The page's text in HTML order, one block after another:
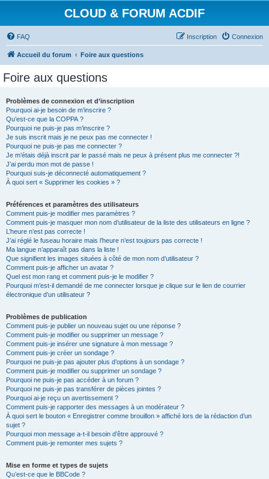
CLOUD & FORUM ACDIF
FAQ Connexion
Inscription
Accueil du forum Foire aux questions
Foire aux questions
Problèmes de connexion et d’inscription
Pourquoi ai-je besoin de m’inscrire ?
Qu’est-ce que la COPPA ?
Pourquoi ne puis-je pas m’inscrire ?
Je suis inscrit mais je ne peux pas me connecter !
Pourquoi ne puis-je pas me connecter ?
Je m’étais déjà inscrit par le passé mais ne peux à présent plus me connecter ?!
J’ai perdu mon mot de passe !
Pourquoi suis-je déconnecté automatiquement ?
À quoi sert « Supprimer les cookies » ?
Préférences et paramètres des utilisateurs
Comment puis-je modifier mes paramètres ?
Comment puis-je masquer mon nom d’utilisateur de la liste des utilisateurs en ligne ?
L’heure n’est pas correcte !
J’ai réglé le fuseau horaire mais l’heure n’est toujours pas correcte !
Ma langue n’apparaît pas dans la liste !
Que signifient les images situées à côté de mon nom d’utilisateur ?
Comment puis-je afficher un avatar ?
Quel est mon rang et comment puis-je le modifier ?
Pourquoi m’est-il demandé de me connecter lorsque je clique sur le lien de courrier
électronique d’un utilisateur ?
Problèmes de publication
Comment puis-je publier un nouveau sujet ou une réponse ?
Comment puis-je modifier ou supprimer un message ?
Comment puis-je insérer une signature à mon message ?
Comment puis-je créer un sondage ?
Pourquoi ne puis-je pas ajouter plus d’options à un sondage ?
Comment puis-je modifier ou supprimer un sondage ?
Pourquoi ne puis-je pas accéder à un forum ?
Pourquoi ne puis-je pas transférer de pièces jointes ?
Pourquoi ai-je reçu un avertissement ?
Comment puis-je rapporter des messages à un modérateur ?
À quoi sert le bouton « Enregistrer comme brouillon » affiché lors de la rédaction d’un
sujet ?
Pourquoi mon message a-t-il besoin d’être approuvé ?
Comment puis-je remonter mes sujets ?
Mise en forme et types de sujets
Qu’est-ce que le BBCode ?